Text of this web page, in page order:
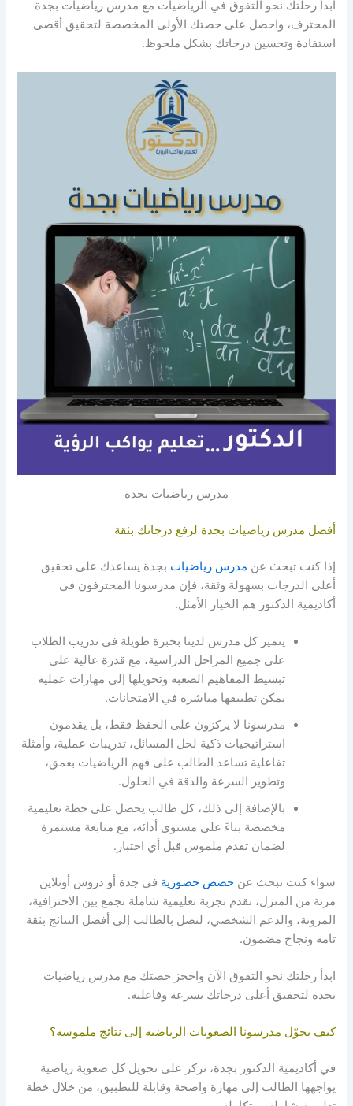
ابدأ رحلتك نحو التفوق في الرياضيات مع مدرس رياضيات بجدة
المحترف، واحصل على حصتك الأولى المخصصة لتحقيق أقصى
استفادة وتحسين درجاتك بشكل ملحوظ.
مدرس رياضيات بجدة
أفضل مدرس رياضيات بجدة لرفع درجاتك بثقة
إذا كنت تبحث عن مدرس رياضيات بجدة يساعدك على تحقيق
أعلى الدرجات بسهولة وثقة، فإن مدرسونا المحترفون في
أكاديمية الدكتور هم الخيار الأمثل.
يتميز كل مدرس لدينا بخبرة طويلة في تدريب الطلاب
على جميع المراحل الدراسية، مع قدرة عالية على
تبسيط المفاهيم الصعبة وتحويلها إلى مهارات عملية
يمكن تطبيقها مباشرة في الامتحانات.
مدرسونا لا يركزون على الحفظ فقط، بل يقدمون
استراتيجيات ذكية لحل المسائل، تدريبات عملية، وأمثلة
تفاعلية تساعد الطالب على فهم الرياضيات بعمق،
وتطوير السرعة والدقة في الحلول.
بالإضافة إلى ذلك، كل طالب يحصل على خطة تعليمية
مخصصة بناءً على مستوى أدائه، مع متابعة مستمرة
لضمان تقدم ملموس قبل أي اختبار.
سواء كنت تبحث عنحصص حضورية في جدة أو دروس أونلاين
مرنة من المنزل، نقدم تجربة تعليمية شاملة تجمع بين الاحترافية،
المرونة، والدعم الشخصي، لتصل بالطالب إلى أفضل النتائج بثقة
تامة ونجاح مضمون.
ابدأ رحلتك نحو التفوق الآن واحجز حصتك مع مدرس رياضيات
بجدة لتحقيق أعلى درجاتك بسرعة وفاعلية.
كيف يحوّل مدرسونا الصعوبات الرياضية إلى نتائج ملموسة؟
في أكاديمية الدكتور بجدة، نركز على تحويل كل صعوبة رياضية
يواجهها الطالب إلى مهارة واضحة وقابلة للتطبيق، من خلال خطة